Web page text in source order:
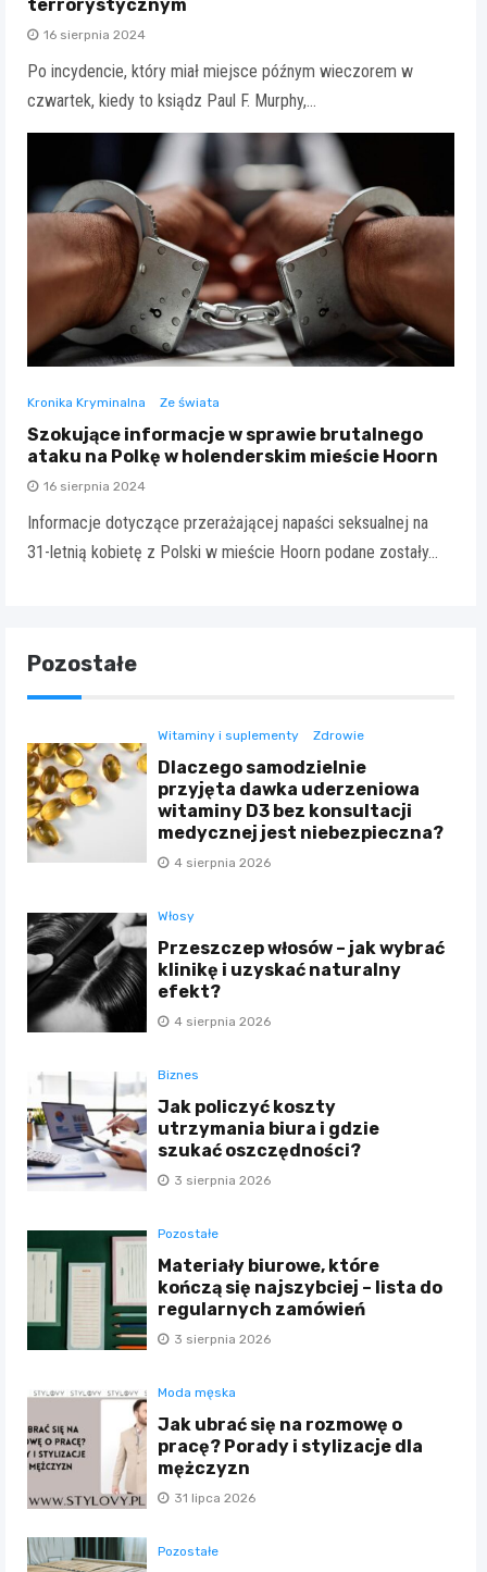
terrorystycznym
16 sierpnia 2024
Po incydencie, który miał miejsce późnym wieczorem w
czwartek, kiedy to ksiądz Paul F. Murphy,…
Kronika Kryminalna Ze świata
Szokujące informacje w sprawie brutalnego
ataku na Polkę w holenderskim mieście Hoorn
16 sierpnia 2024
Informacje dotyczące przerażającej napaści seksualnej na
31-letnią kobietę z Polski w mieście Hoorn podane zostały…
Pozostałe
Witaminy i suplementy Zdrowie
Dlaczego samodzielnie
przyjęta dawka uderzeniowa
witaminy D3 bez konsultacji
medycznej jest niebezpieczna?
4 sierpnia 2026
Włosy
Przeszczep włosów – jak wybrać
klinikę i uzyskać naturalny
efekt?
4 sierpnia 2026
Biznes
Jak policzyć koszty
utrzymania biura i gdzie
szukać oszczędności?
3 sierpnia 2026
Pozostałe
Materiały biurowe, które
kończą się najszybciej – lista do
regularnych zamówień
3 sierpnia 2026
Moda męska
Jak ubrać się na rozmowę o
pracę? Porady i stylizacje dla
mężczyzn
31 lipca 2026
Pozostałe